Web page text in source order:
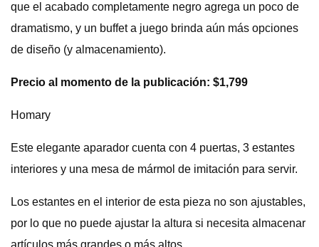
que el acabado completamente negro agrega un poco de
dramatismo, y un buffet a juego brinda aún más opciones
de diseño (y almacenamiento).
Precio al momento de la publicación: $1,799
Homary
Este elegante aparador cuenta con 4 puertas, 3 estantes
interiores y una mesa de mármol de imitación para servir.
Los estantes en el interior de esta pieza no son ajustables,
por lo que no puede ajustar la altura si necesita almacenar
artículos más grandes o más altos.